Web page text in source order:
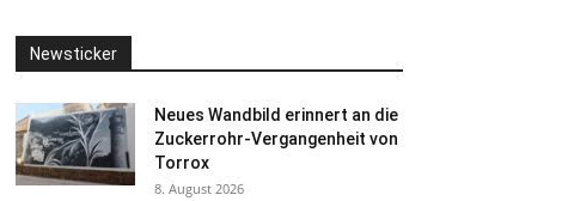
Newsticker
Neues Wandbild erinnert an die
Zuckerrohr-Vergangenheit von
Torrox
8. August 2026